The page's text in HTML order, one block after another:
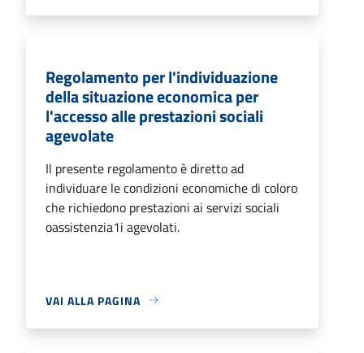
Regolamento per l'individuazione
della situazione economica per
l'accesso alle prestazioni sociali
agevolate
Il presente regolamento è diretto ad
individuare le condizioni economiche di coloro
che richiedono prestazioni ai servizi sociali
oassistenzia1i agevolati.
VAI ALLA PAGINA